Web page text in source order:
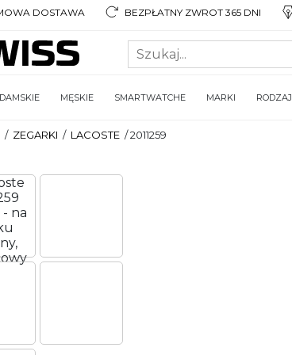
DOSTAWA BEZPŁATNY ZWROT 365 DNI
DAMSKIE MĘSKIE SMARTWATCHE MARKI RODZAJ
/ ZEGARKI / LACOSTE /2011259